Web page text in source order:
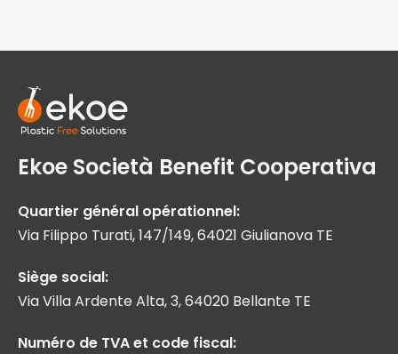
Ekoe Società Benefit Cooperativa
Quartier général opérationnel:
Via Filippo Turati, 147/149, 64021 Giulianova TE
Siège social:
Via Villa Ardente Alta, 3, 64020 Bellante TE
Numéro de TVA et code fiscal: